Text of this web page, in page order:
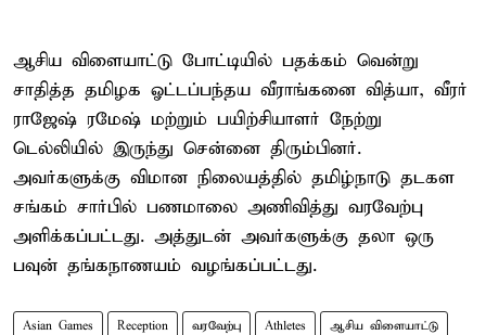
ஆசிய விளையாட்டு போட்டியில் பதக்கம் வென்று
சாதித்த தமிழக ஓட்டப்பந்தய வீராங்கனை வித்யா, வீரர்
ராஜேஷ் ரமேஷ் மற்றும் பயிற்சியாளர் நேற்று
டெல்லியில் இருந்து சென்னை திரும்பினர்.
அவர்களுக்கு விமான நிலையத்தில் தமிழ்நாடு தடகள
சங்கம் சார்பில் பணமாலை அணிவித்து வரவேற்பு
அளிக்கப்பட்டது. அத்துடன் அவர்களுக்கு தலா ஒரு
பவுன் தங்கநாணயம் வழங்கப்பட்டது.
Asian Games Reception வரவேற்பு Athletes ஆசிய விளையாட்டு